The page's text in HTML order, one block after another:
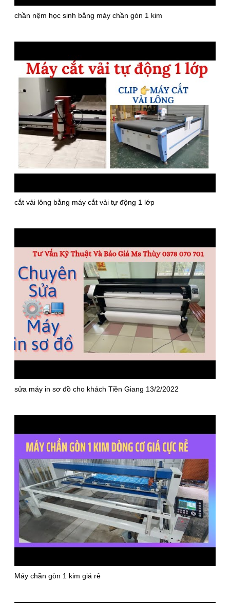
chần nệm học sinh bằng máy chần gòn 1 kim
cắt vải lông bằng máy cắt vải tự động 1 lớp
sửa máy in sơ đồ cho khách Tiền Giang 13/2/2022
Máy chần gòn 1 kim giá rẻ